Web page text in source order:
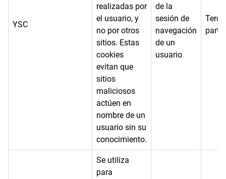
YSC
realizadas por
el usuario, y
no por otros
sitios. Estas
cookies
evitan que
sitios
maliciosos
actúen en
nombre de un
usuario sin su
conocimiento.
de la
sesión de
navegación
de un
usuario
parte
Se utiliza
para